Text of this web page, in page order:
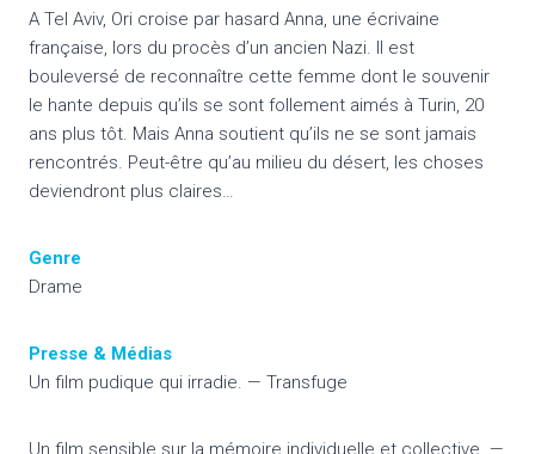
A Tel Aviv, Ori croise par hasard Anna, une écrivaine
française, lors du procès d’un ancien Nazi. Il est
bouleversé de reconnaître cette femme dont le souvenir
le hante depuis qu’ils se sont follement aimés à Turin, 20
ans plus tôt. Mais Anna soutient qu’ils ne se sont jamais
rencontrés. Peut-être qu’au milieu du désert, les choses
deviendront plus claires…
Genre
Drame
Presse & Médias
Un film pudique qui irradie. — Transfuge